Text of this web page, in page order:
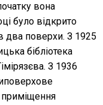
вона
було відкрито
два поверхи. З 1925
бібліотека
З 1936
приміщення